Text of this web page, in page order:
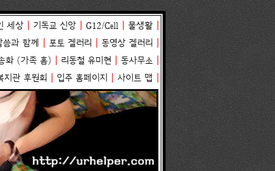
세상 기독교 신앙 G12/Cell 물생활
씀과 함께 포토 겔러리 동영상 겔러리
화(가족 홈) 리동철 유미현 동사무소
지관 후원회 입주 홈페이지 사이트 맵